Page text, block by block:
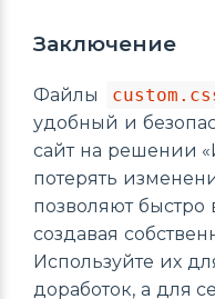
Заключение
Файлы
удобный и
сайт на решении
потерять
позволяют быстро
создавая
Используйте их
доработок, а для